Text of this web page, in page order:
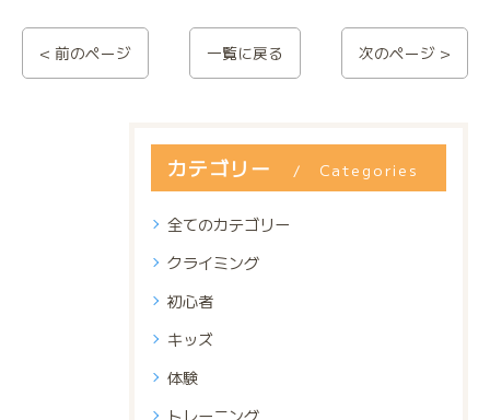
< 前のページ 一覧に戻る 次のページ >
カテゴリー Categories
全てのカテゴリー
クライミング
初心者
キッズ
体験
トレーニング